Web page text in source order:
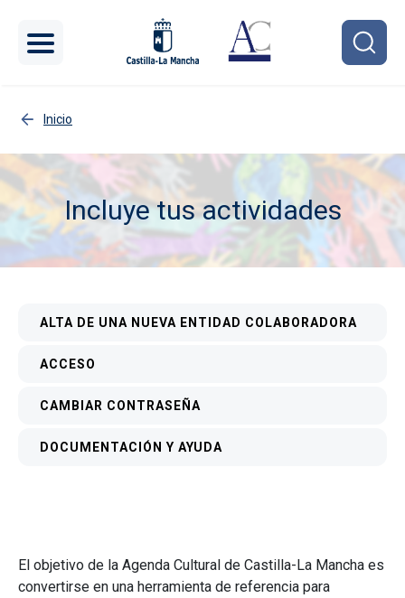
Inicio
Incluye tus actividades
Imagen
ALTA DE UNA NUEVA ENTIDAD COLABORADORA
ACCESO
CAMBIAR CONTRASEÑA
DOCUMENTACIÓN Y AYUDA
El objetivo de la Agenda Cultural de Castilla-La Mancha es
convertirse en una herramienta de referencia para